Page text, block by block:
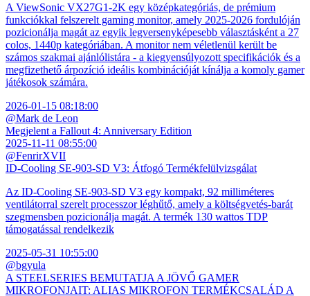
A ViewSonic VX27G1-2K egy középkategóriás, de prémium
funkciókkal felszerelt gaming monitor, amely 2025-2026 fordulóján
pozicionálja magát az egyik legversenyképesebb választásként a 27
colos, 1440p kategóriában. A monitor nem véletlenül került be
számos szakmai ajánlólistára - a kiegyensúlyozott specifikációk és a
megfizethető árpozíció ideális kombinációját kínálja a komoly gamer
játékosok számára.
2026-01-15 08:18:00
@Mark de Leon
Megjelent a Fallout 4: Anniversary Edition
2025-11-11 08:55:00
@FenrirXVII
ID-Cooling SE-903-SD V3: Átfogó Termékfelülvizsgálat
Az ID-Cooling SE-903-SD V3 egy kompakt, 92 milliméteres
ventilátorral szerelt processzor léghűtő, amely a költségvetés-barát
szegmensben pozicionálja magát. A termék 130 wattos TDP
támogatással rendelkezik
2025-05-31 10:55:00
@bgyula
A STEELSERIES BEMUTATJA A JÖVŐ GAMER
MIKROFONJAIT: ALIAS MIKROFON TERMÉKCSALÁD A